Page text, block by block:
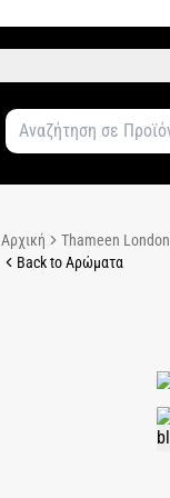
Αρχική Thameen London
Back to Αρώματα